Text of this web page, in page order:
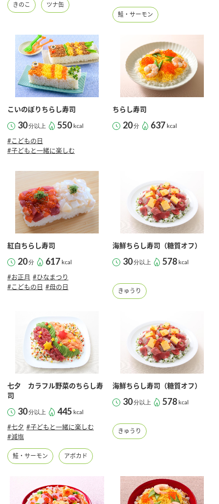
きのこ ツナ缶
鮭・サーモン
こいのぼりちらし寿司
30分以上 550 kcal
#こどもの日
#子どもと一緒に楽しむ
ちらし寿司
20分 637 kcal
紅白ちらし寿司
20分 617 kcal
#お正月 #ひなまつり
#こどもの日 #母の日
海鮮ちらし寿司（糖質オフ）
30分以上 578 kcal
きゅうり
七夕 カラフル野菜のちらし寿
司
30分以上 445 kcal
#七夕 #子どもと一緒に楽しむ
#減塩
鮭・サーモン アボカド
海鮮ちらし寿司（糖質オフ）
30分以上 578 kcal
きゅうり